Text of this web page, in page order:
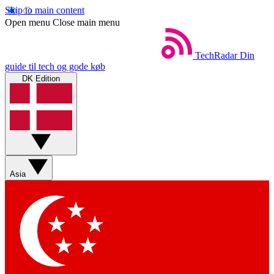
Skip to main content
Open menu Close main menu
TechRadar Din
guide til tech og gode køb
DK Edition
Asia